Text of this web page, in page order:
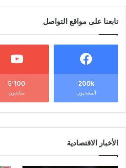
تابعنا على مواقع التواصل
200k
المعجبون
5٬100
متابعون
الأخبار الاقتصادية